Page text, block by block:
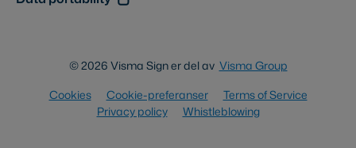
© 2026 Visma Sign er del av Visma Group
Cookies
Cookie-preferanser
Terms of Service
Privacy policy
Whistleblowing